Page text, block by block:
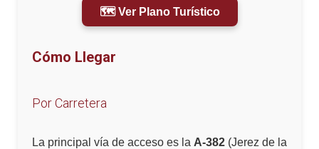
🗺️ Ver Plano Turístico
Cómo Llegar
Por Carretera
La principal vía de acceso es la A-382 (Jerez de la